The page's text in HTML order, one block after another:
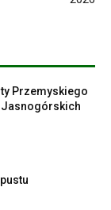
Przemyskiego
Jasnogórskich